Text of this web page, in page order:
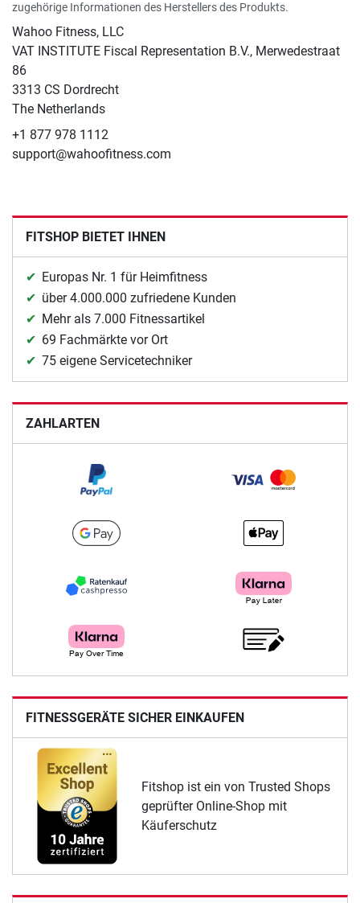
zugehörige Informationen des Herstellers des Produkts.
Wahoo Fitness, LLC
VAT INSTITUTE Fiscal Representation B.V., Merwedestraat
86
3313 CS Dordrecht
The Netherlands
+1 877 978 1112
support@wahoofitness.com
FITSHOP BIETET IHNEN
Europas Nr. 1 für Heimfitness
über 4.000.000 zufriedene Kunden
Mehr als 7.000 Fitnessartikel
69 Fachmärkte vor Ort
75 eigene Servicetechniker
ZAHLARTEN
FITNESSGERÄTE SICHER EINKAUFEN
Fitshop ist ein von Trusted Shops
geprüfter Online-Shop mit
Käuferschutz